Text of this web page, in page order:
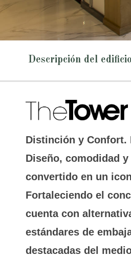
Descripción del edificio
Distinción y Confort.
Diseño, comodidad
convertido en un
Fortaleciendo el
cuenta con
estándares de
destacadas del